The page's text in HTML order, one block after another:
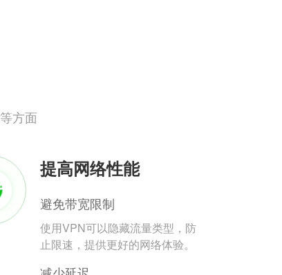
方面
提高网络性能
避免带宽限制
使用VPN可以隐藏流量类型，防
止限速，提供更好的网络体验。